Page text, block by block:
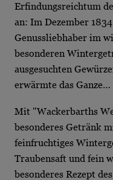
Erfindungsreichtum
an: Im Dezember
Genussliebhaber im
besonderen
ausgesuchten
erwärmte das Ganze…
Mit "Wackerbarths
besonderes Getränk
feinfruchtiges
Traubensaft und fein
besonderes Rezept